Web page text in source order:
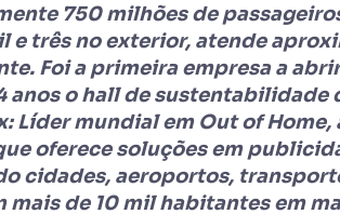
750 milhões de
e três no exterior, atende
Foi a primeira empresa a
anos o hall de sustentabilidade
Líder mundial em Out of Home,
oferece soluções em
cidades, aeroportos,
mais de 10 mil habitantes em